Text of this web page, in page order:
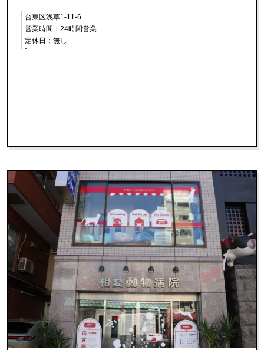
台東区浅草1-11-6
営業時間：24時間営業
定休日：無し